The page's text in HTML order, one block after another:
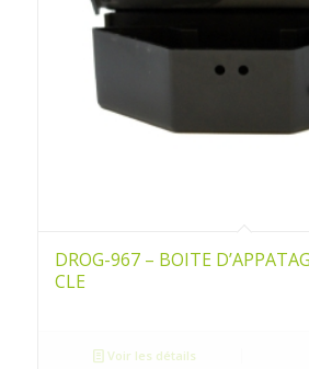
DROG-967 – BOITE
CLE
Voir les détails